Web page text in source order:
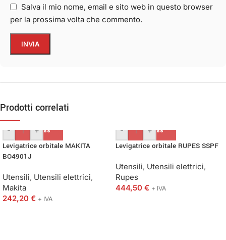
Salva il mio nome, email e sito web in questo browser
per la prossima volta che commento.
Prodotti correlati
-
+
Levigatrice orbitale MAKITA
BO4901J
Utensili, Utensili elettrici,
Makita
242,20 € + IVA
-
+
Levigatrice orbitale RUPES SSPF
Utensili, Utensili elettrici,
Rupes
444,50 € + IVA